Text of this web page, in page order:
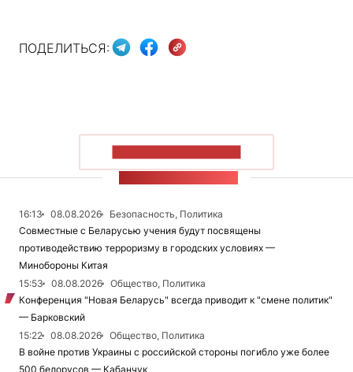
ПОДЕЛИТЬСЯ:
16:13 08.08.2026
Безопасность, Политика
Совместные с Беларусью учения будут посвящены
противодействию терроризму в городских условиях —
Минобороны Китая
15:53
08.08.2026
Общество, Политика
Конференция "Новая Беларусь" всегда приводит к "смене политик"
— Барковский
15:22
08.08.2026
Общество, Политика
В войне против Украины с российской стороны погибло уже более
500 белорусов — Кабанчук